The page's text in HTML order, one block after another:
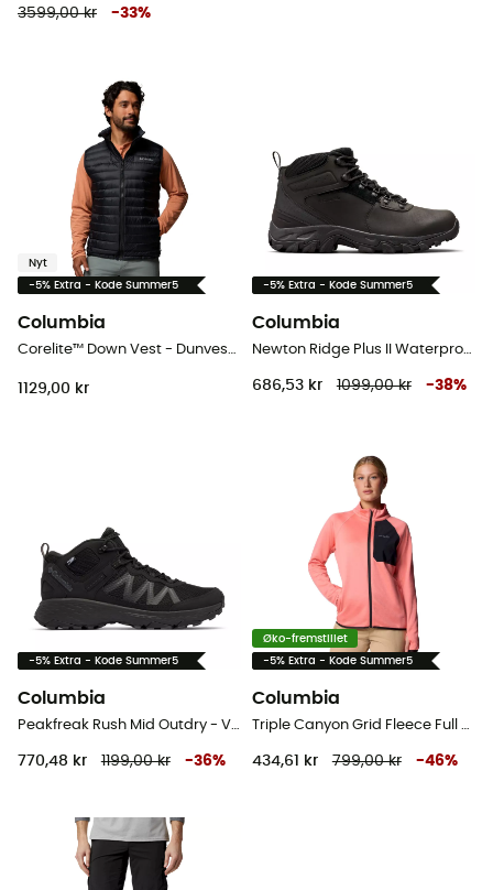
3599,00 kr
-33%
Nyt
-5% Extra - Kode Summer5
Columbia
Corelite™ Down Vest - Dunvest - Herrer
1129,00 kr
-5% Extra - Kode Summer5
Columbia
Newton Ridge Plus II Waterproof - Vandresko Herrer
686,53 kr 1099,00 kr -38%
-5% Extra - Kode Summer5
Columbia
Peakfreak Rush Mid Outdry - Vandresko - Herrer
770,48 kr 1199,00 kr -36%
Øko-fremstillet
-5% Extra - Kode Summer5
Columbia
Triple Canyon Grid Fleece Full Zip - Fleecejakke - Damer
434,61 kr 799,00 kr -46%